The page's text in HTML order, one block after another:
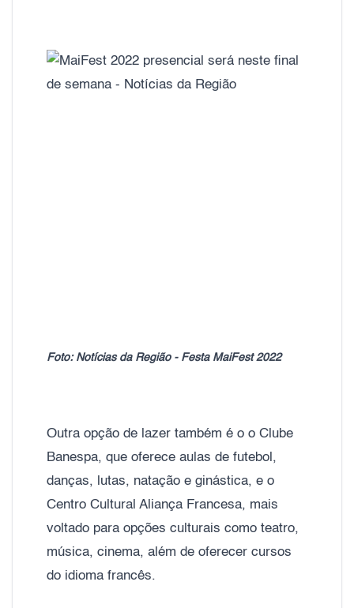
Foto: Notícias da Região - Festa MaiFest 2022
Outra opção de lazer também é o o Clube
Banespa, que oferece aulas de futebol,
danças, lutas, natação e ginástica, e o
Centro Cultural Aliança Francesa, mais
voltado para opções culturais como teatro,
música, cinema, além de oferecer cursos
do idioma francês.